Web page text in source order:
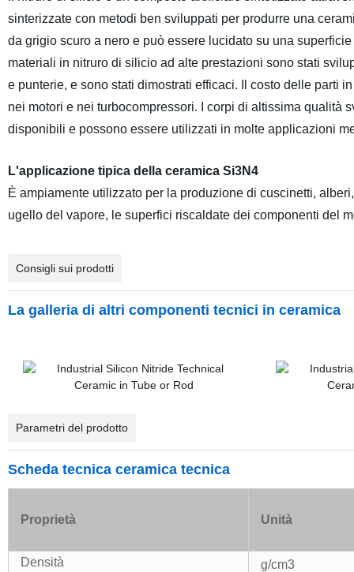
sinterizzate con metodi ben sviluppati per produrre una
da grigio scuro a nero e può essere lucidato su una
materiali in nitruro di silicio ad alte prestazioni sono stati
e punterie, e sono stati dimostrati efficaci. Il costo delle parti
nei motori e nei turbocompressori. I corpi di altissima
disponibili e possono essere utilizzati in molte applicazioni
L'applicazione tipica della ceramica Si3N4
È ampiamente utilizzato per la produzione di cuscinetti,
ugello del vapore, le superfici riscaldate dei componenti del
Consigli sui prodotti
La galleria di altri componenti tecnici in ceramica
Parametri del prodotto
Scheda tecnica ceramica tecnica
Proprietà Unità
Densità
g/cm3